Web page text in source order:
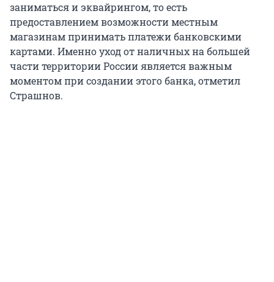
заниматься и эквайрингом, то есть
предоставлением возможности местным
магазинам принимать платежи банковскими
картами. Именно уход от наличных на большей
части территории России является важным
моментом при создании этого банка, отметил
Страшнов.